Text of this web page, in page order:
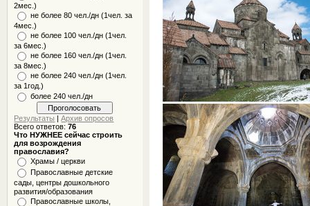
2мес.)
не более 80 чел./дн (1чел. за
4мес.)
не более 100 чел./дн (1чел.
за 6мес.)
не более 160 чел./дн (1чел.
за 8мес.)
не более 240 чел./дн (1чел.
за 1год.)
более 240 чел./дн
Результаты |Архив опросов
Всего ответов:76
Что НУЖНЕЕ сейчас строить
для возрождения
православия?
Храмы / церкви
Православные детские
сады, центры дошкольного
развития/образования
Православные школы,